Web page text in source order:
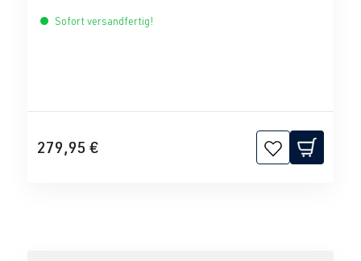
Sofort versandfertig!
279,95 €